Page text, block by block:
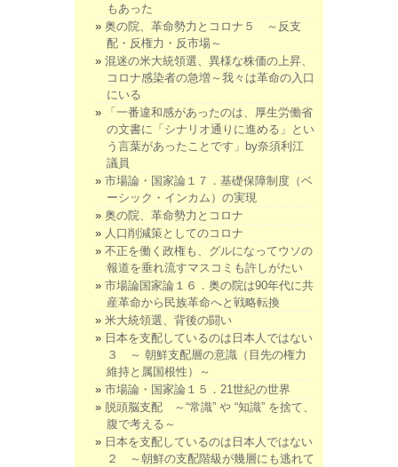
もあった
奥の院、革命勢力とコロナ５ ～反支
配・反権力・反市場～
混迷の米大統領選、異様な株価の上昇、
コロナ感染者の急増～我々は革命の入口
にいる
「一番違和感があったのは、厚生労働省
の文書に「シナリオ通りに進める」とい
う言葉があったことです」by奈須利江
議員
市場論・国家論１７．基礎保障制度（ベ
ーシック・インカム）の実現
奥の院、革命勢力とコロナ
人口削減策としてのコロナ
不正を働く政権も、グルになってウソの
報道を垂れ流すマスコミも許しがたい
市場論国家論１６．奥の院は90年代に共
産革命から民族革命へと戦略転換
米大統領選、背後の闘い
日本を支配しているのは日本人ではない
３ ～ 朝鮮支配層の意識（目先の権力
維持と属国根性）～
市場論・国家論１５．21世紀の世界
脱頭脳支配 ～“常識” や “知識” を捨て、
腹で考える～
日本を支配しているのは日本人ではない
２ ～朝鮮の支配階級が幾層にも逃れて